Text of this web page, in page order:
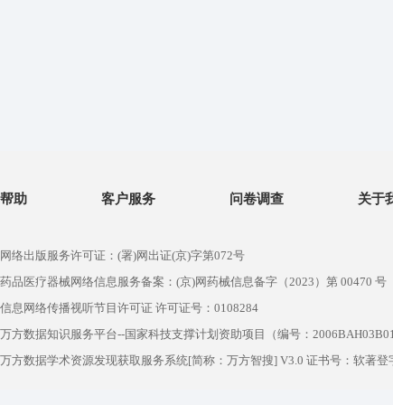
帮助 客户服务 问卷调查 关于
网络出版服务许可证：(署)网出证(京)字第072号
药品医疗器械网络信息服务备案：(京)网药械信息备字（2023）第 00470 号
信息网络传播视听节目许可证 许可证号：0108284
万方数据知识服务平台--国家科技支撑计划资助项目（编号：2006BAH03B01
万方数据学术资源发现获取服务系统[简称：万方智搜] V3.0 证书号：软著登